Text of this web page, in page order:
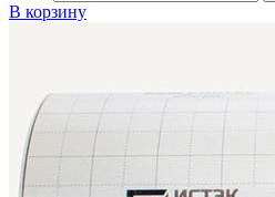
В корзину